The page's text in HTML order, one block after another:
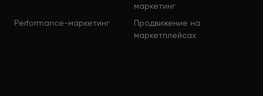
маркетинг
Performance-маркетинг
Продвижение на
маркетплейсах